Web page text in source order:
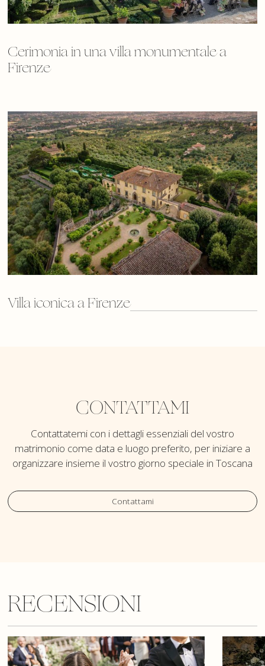
Cerimonia in una villa monumentale a
Firenze
Villa iconica a Firenze
CONTATTAMI
Contattatemi con i dettagli essenziali del vostro
matrimonio come data e luogo preferito, per iniziare a
organizzare insieme il vostro giorno speciale in Toscana
Contattami
RECENSIONI